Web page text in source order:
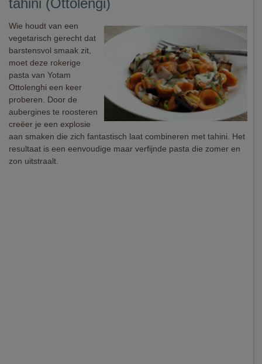
tahini (Ottolengi)
Wie houdt van een
vegetarisch gerecht dat
barstensvol smaak zit,
moet deze rokerige
pasta van Yotam
Ottolenghi een keer
proberen. Door de
aubergines te roosteren
creëer je een explosie
aan smaken die zich fantastisch laat combineren met tahini. Het
resultaat is een eenvoudige maar verfijnde pasta die zomer en
zon uitstraalt.